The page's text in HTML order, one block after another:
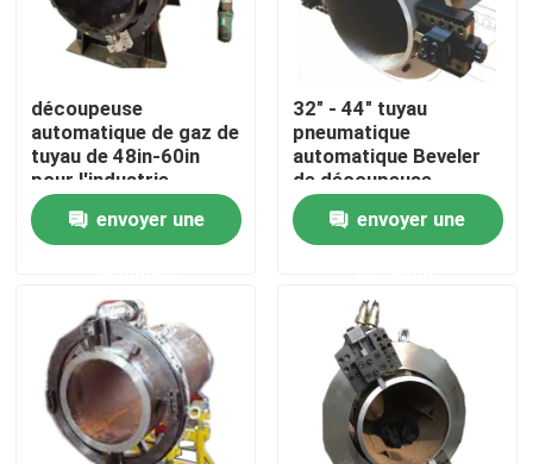
Maison
Produits
Au sujet de nous
Visite d'usine
découpeuse
automatique de gaz de
tuyau de 48in-60in
pour l'industrie
pétrochimique
envoyer une
32" - 44" tuyau
pneumatique
automatique Beveler
de découpeuse
magnétique de tuyau
envoyer une